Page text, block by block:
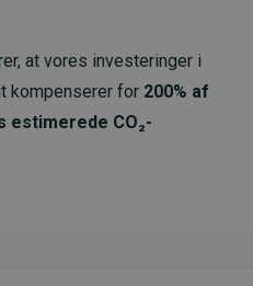
at vores investeringer i
kompenserer for 200% af
estimerede CO₂-